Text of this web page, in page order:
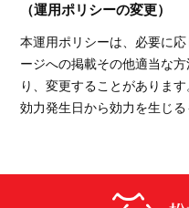
（運用ポリシーの変更）
本運用ポリシーは、必要に
ージへの掲載その他適当な
り、変更することがありま
効力発生日から効力を生じる